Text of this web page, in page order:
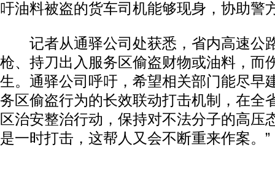
吁油料被盗的货车司机能够现身，协助警
记者从通驿公司处获悉，省内高速公
枪、持刀出入服务区偷盗财物或油料，而
生。通驿公司呼吁，希望相关部门能尽早
务区偷盗行为的长效联动打击机制，在全
区治安整治行动，保持对不法分子的高压
是一时打击，这帮人又会不断重来作案。”